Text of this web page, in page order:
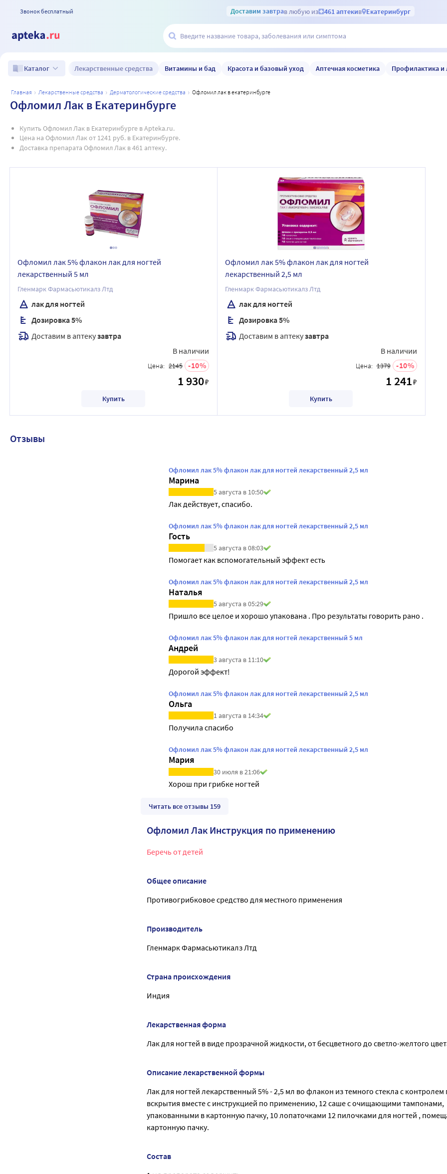
Звонок бесплатный Доставим завтрав любую из 461 аптекив Екатеринбург
Каталог Лекарственные средства Витамины и бад Красота и базовый уход Аптечная косметика Профилактика и
главная лекарственные средства дерматологические средства офломил лак в екатеринбурге
Офломил Лак в Екатеринбурге
Купить Офломил Лак в Екатеринбурге в Apteka.ru.
Цена на Офломил Лак от 1241 руб. в Екатеринбурге.
Доставка препарата Офломил Лак в 461 аптеку.
Офломил лак 5% флакон лак для ногтей
лекарственный 5 мл
Гленмарк Фармасьютикалз Лтд
лак для ногтей
Дозировка 5%
Доставим в аптекузавтра
В наличии
Цена: 2145 10
1 930₽
Купить
Офломил лак 5% флакон лак для ногтей
лекарственный 2,5 мл
Гленмарк Фармасьютикалз Лтд
лак для ногтей
Дозировка 5%
Доставим в аптекузавтра
В наличии
Цена: 1379 10
1 241₽
Купить
Отзывы
Офломил лак 5% флакон лак для ногтей лекарственный 2,5 мл
Марина
5 августа в 10:50
Лак действует, спасибо.
Офломил лак 5% флакон лак для ногтей лекарственный 2,5 мл
Гость
5 августа в 08:03
Помогает как вспомогательный эффект есть
Офломил лак 5% флакон лак для ногтей лекарственный 2,5 мл
Наталья
5 августа в 05:29
Пришло все целое и хорошо упакована . Про результаты говорить рано .
Офломил лак 5% флакон лак для ногтей лекарственный 5 мл
Андрей
3 августа в 11:10
Дорогой эффект!
Офломил лак 5% флакон лак для ногтей лекарственный 2,5 мл
Ольга
1 августа в 14:34
Получила спасибо
Офломил лак 5% флакон лак для ногтей лекарственный 2,5 мл
Мария
30 июля в 21:06
Хорош при грибке ногтей
Читать все отзывы 159
Офломил Лак Инструкция по применению
Беречь от детей
Общее описание
Противогрибковое средство для местного применения
Производитель
Гленмарк Фармасьютикалз Лтд
Страна происхождения
Индия
Лекарственная форма
Лак для ногтей в виде прозрачной жидкости, от бесцветного до светло-желтого
Описание лекарственной формы
Лак для ногтей лекарственный 5% - 2,5 мл во флакон из темного стекла с контролем
вскрытия вместе с инструкцией по применению, 12 саше с очищающими тампонами,
упакованными в картонную пачку, 10 лопаточками 12 пилочками для ногтей ,
картонную пачку.
Состав